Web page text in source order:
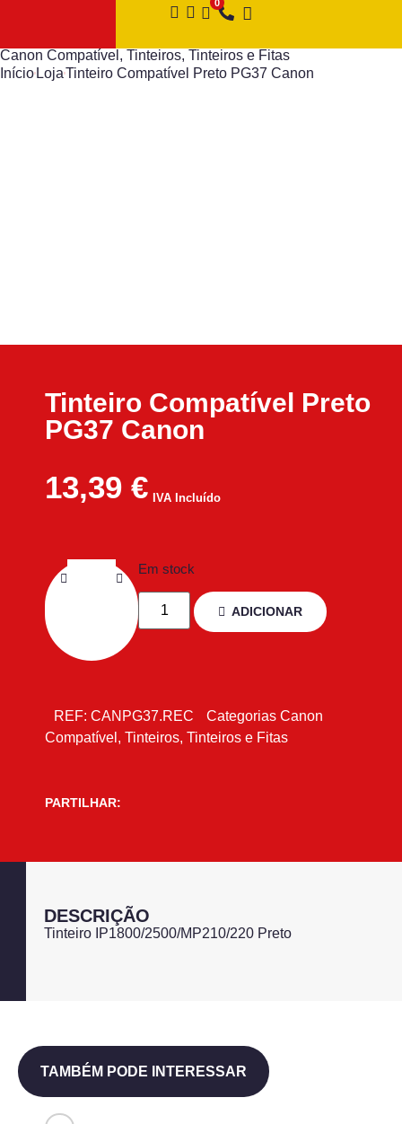
Canon Compatível , Tinteiros, Tinteiros e Fitas
Início LojaTinteiro Compatível Preto PG37 Canon
Tinteiro Compatível Preto
PG37 Canon
13,39 € IVA Incluído
Em stock
ADICIONAR
REF: CANPG37.REC Categorias Canon
Compatível , Tinteiros, Tinteiros e Fitas
PARTILHAR:
DESCRIÇÃO
Tinteiro IP1800/2500/MP210/220 Preto
TAMBÉM PODE INTERESSAR